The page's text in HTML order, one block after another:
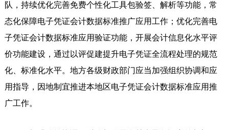
队，持续优化完善免费个性化工具包验签、解析等功能，常
态化保障电子凭证会计数据标准推广应用工作；优化完善电
子凭证会计数据标准应用验证功能，开展会计信息化水平评
价功能建设，通过以评促建提升电子凭证全流程处理的规范
化、标准化水平。地方各级财政部门应当加强组织协调和应
用指导，因地制宜推进本地区电子凭证会计数据标准应用推
广工作。